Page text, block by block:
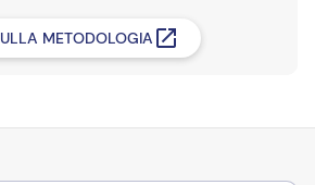
METODOLOGIA